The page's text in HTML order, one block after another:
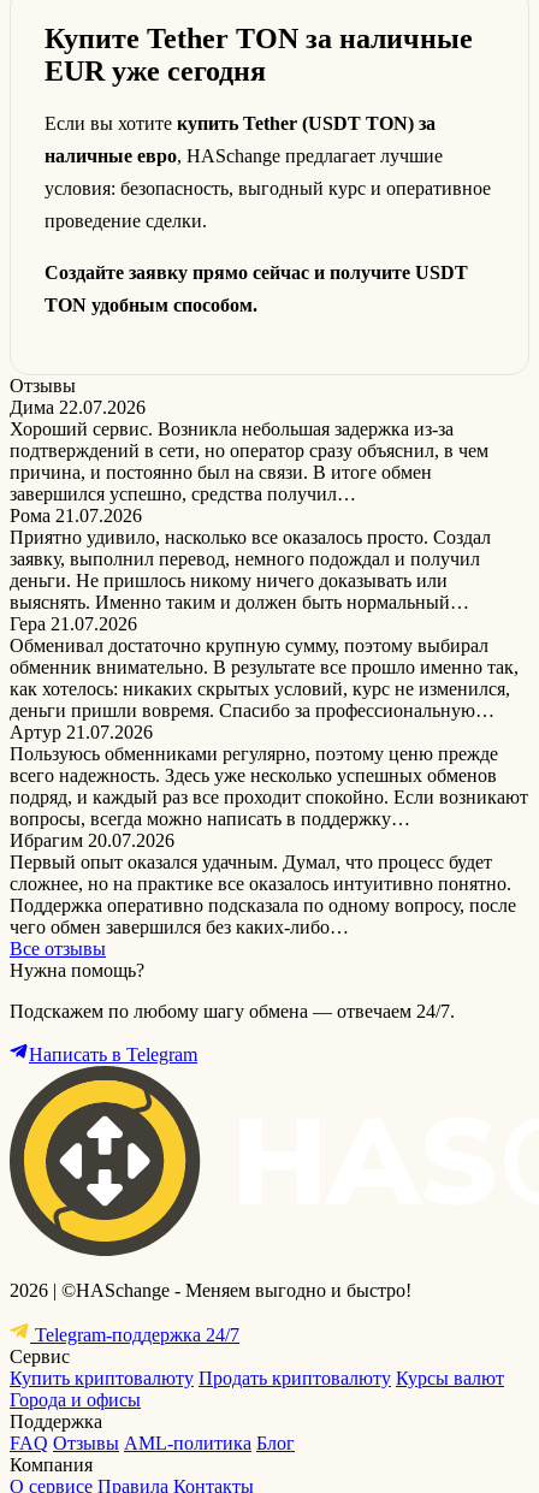
Купите Tether TON за наличные
EUR уже сегодня
Если вы хотите купить Tether (USDT TON) за
наличные евро, HASchange предлагает лучшие
условия: безопасность, выгодный курс и оперативное
проведение сделки.
Создайте заявку прямо сейчас и получите USDT
TON удобным способом.
Отзывы
Дима 22.07.2026
Хороший сервис. Возникла небольшая задержка из-за
подтверждений в сети, но оператор сразу объяснил, в чем
причина, и постоянно был на связи. В итоге обмен
завершился успешно, средства получил…
Рома 21.07.2026
Приятно удивило, насколько все оказалось просто. Создал
заявку, выполнил перевод, немного подождал и получил
деньги. Не пришлось никому ничего доказывать или
выяснять. Именно таким и должен быть нормальный…
Гера 21.07.2026
Обменивал достаточно крупную сумму, поэтому выбирал
обменник внимательно. В результате все прошло именно так,
как хотелось: никаких скрытых условий, курс не изменился,
деньги пришли вовремя. Спасибо за профессиональную…
Артур 21.07.2026
Пользуюсь обменниками регулярно, поэтому ценю прежде
всего надежность. Здесь уже несколько успешных обменов
подряд, и каждый раз все проходит спокойно. Если возникают
вопросы, всегда можно написать в поддержку…
Ибрагим 20.07.2026
Первый опыт оказался удачным. Думал, что процесс будет
сложнее, но на практике все оказалось интуитивно понятно.
Поддержка оперативно подсказала по одному вопросу, после
чего обмен завершился без каких-либо…
Все отзывы
Нужна помощь?
Подскажем по любому шагу обмена — отвечаем 24/7.
Написать в Telegram
2026 | ©HASchange - Меняем выгодно и быстро!
Telegram-поддержка 24/7
Сервис
Купить криптовалюту Продать криптовалюту Курсы валют
Города и офисы
Поддержка
FAQ Отзывы AML-политика Блог
Компания
О сервисе Правила Контакты